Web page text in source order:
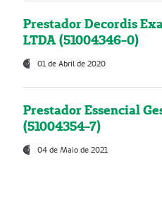
Prestador Decordis
LTDA (51004346-0)
01 de Abril de 2020
Prestador Essencial
(51004354-7)
04 de Maio de 2021